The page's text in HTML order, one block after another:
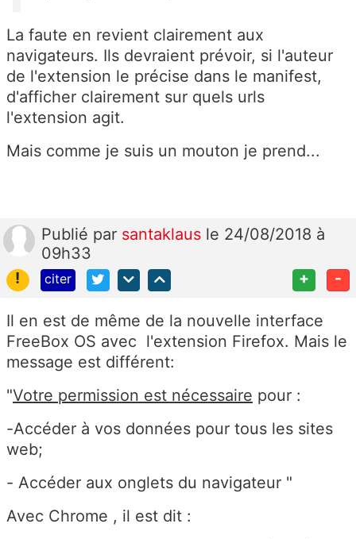
La faute en revient clairement aux
navigateurs. Ils devraient prévoir, si l'auteur
de l'extension le précise dans le manifest,
d'afficher clairement sur quels urls
l'extension agit.
Mais comme je suis un mouton je prend...
Publié par santaklaus le 24/08/2018 à
09h33
!
citer + -
Il en est de même de la nouvelle interface
FreeBox OS avec l'extension Firefox. Mais le
message est différent:
"Votre permission est nécessaire pour :
-Accéder à vos données pour tous les sites
web;
- Accéder aux onglets du navigateur "
Avec Chrome , il est dit :